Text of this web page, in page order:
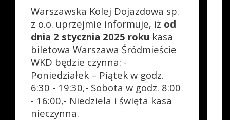
Warszawska Kolej Dojazdowa sp.
z o.o. uprzejmie informuje, iż od
dnia 2 stycznia 2025 roku kasa
biletowa Warszawa Śródmieście
WKD będzie czynna: -
Poniedziałek – Piątek w godz.
6:30 - 19:30,- Sobota w godz. 8:00
- 16:00,- Niedziela i święta kasa
nieczynna.